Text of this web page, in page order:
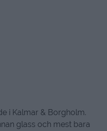
i Kalmar & Borgholm.
glass och mest bara